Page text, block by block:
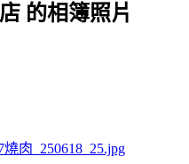
的相簿照片